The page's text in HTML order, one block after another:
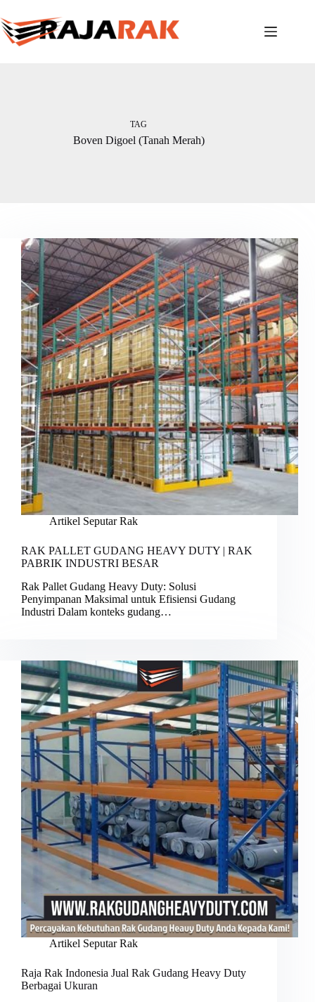
to
content
TAG
Boven Digoel (Tanah Merah)
Artikel Seputar Rak
RAK PALLET GUDANG HEAVY DUTY | RAK
PABRIK INDUSTRI BESAR
Rak Pallet Gudang Heavy Duty: Solusi
Penyimpanan Maksimal untuk Efisiensi Gudang
Industri Dalam konteks gudang…
Artikel Seputar Rak
Raja Rak Indonesia Jual Rak Gudang Heavy Duty
Berbagai Ukuran